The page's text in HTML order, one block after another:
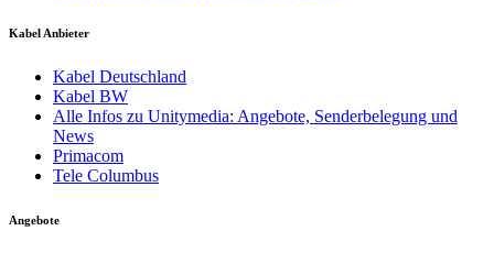
Kabel Anbieter
Kabel Deutschland
Kabel BW
Alle Infos zu Unitymedia: Angebote, Senderbelegung und
News
Primacom
Tele Columbus
Angebote